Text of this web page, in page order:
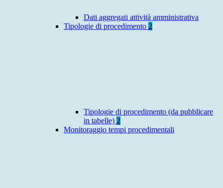
Dati aggregati attività amministrativa
Tipologie di procedimento 2
Tipologie di procedimento (da pubblicare
in tabelle) 2
Monitoraggio tempi procedimentali